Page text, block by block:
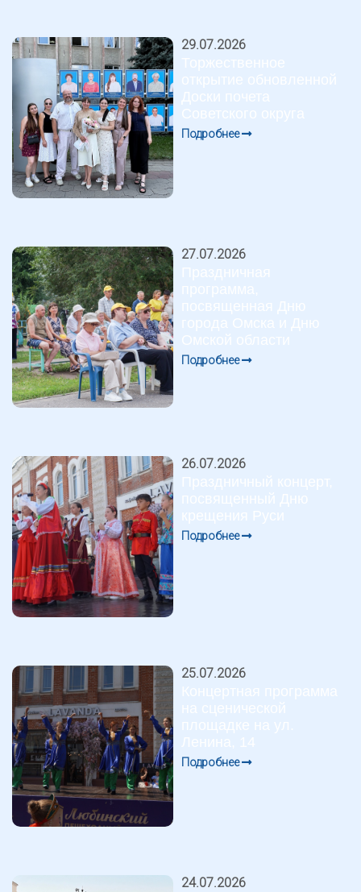
29.07.2026
Торжественное
открытие обновленной
Доски почета
Советского округа
Подробнее
27.07.2026
Праздничная
программа,
посвященная Дню
города Омска и Дню
Омской области
Подробнее
26.07.2026
Праздничный концерт,
посвященный Дню
крещения Руси
Подробнее
25.07.2026
Концертная программа
на сценической
площадке на ул.
Ленина, 14
Подробнее
24.07.2026